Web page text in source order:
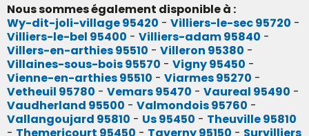
Nous sommes également disponible à :
Wy-dit-joli-village 95420 - Villiers-le-sec 95720 -
Villiers-le-bel 95400 - Villiers-adam 95840 -
Villers-en-arthies 95510 - Villeron 95380 -
Villaines-sous-bois 95570 - Vigny 95450 -
Vienne-en-arthies 95510 - Viarmes 95270 -
Vetheuil 95780 - Vemars 95470 - Vaureal 95490 -
Vaudherland 95500 - Valmondois 95760 -
Vallangoujard 95810 - Us 95450 - Theuville 95810
- Themericourt 95450 - Taverny 95150 - Survilliers